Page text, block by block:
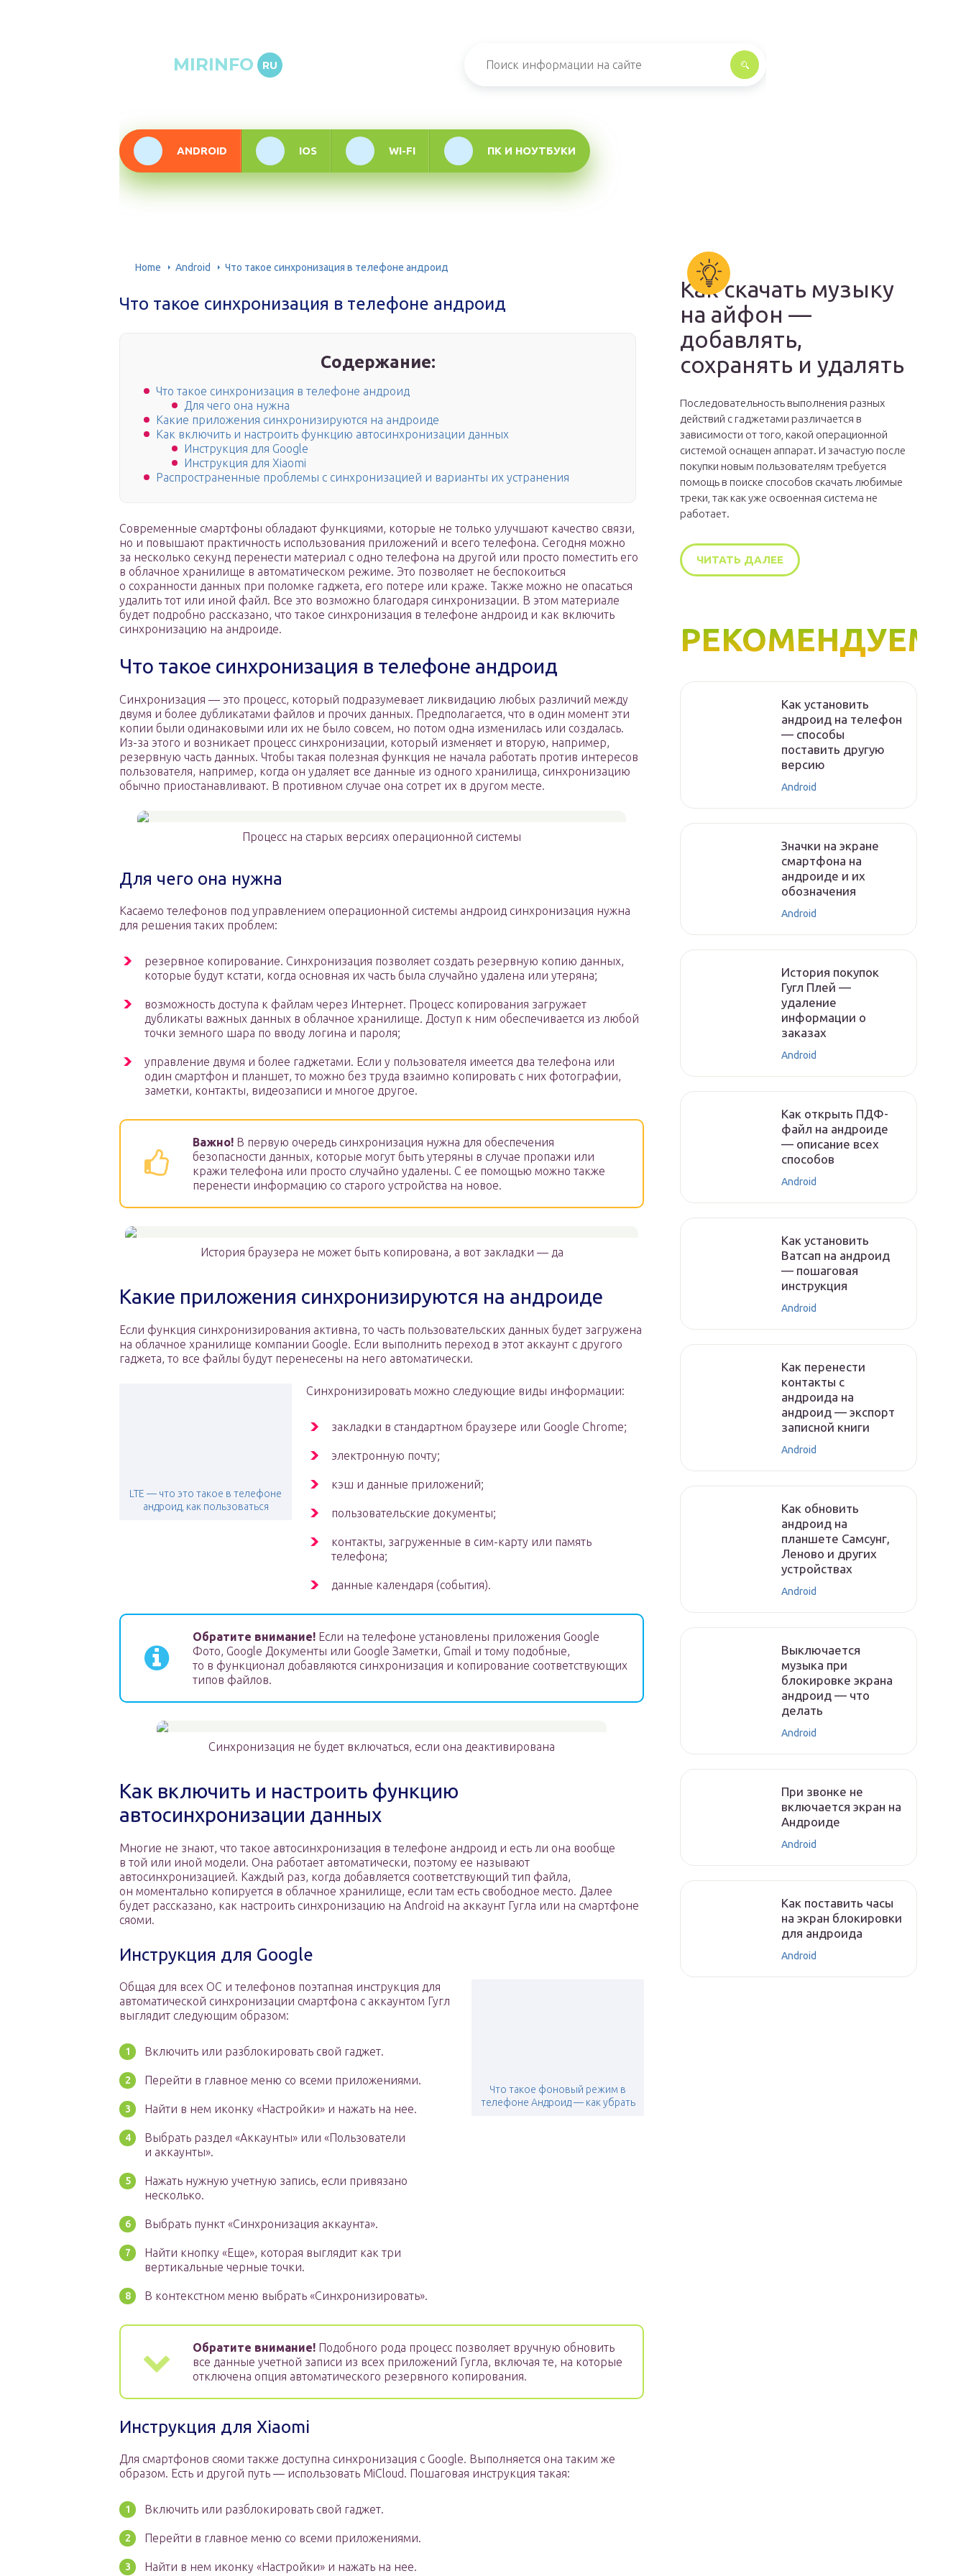
MIRINFO RU
ANDROID IOS WI-FI ПК И НОУТБУКИ
Home Android Что такое синхронизация в телефоне андроид
Что такое синхронизация в телефоне андроид
Содержание:
Что такое синхронизация в телефоне андроид
Для чего она нужна
Какие приложения синхронизируются на андроиде
Как включить и настроить функцию автосинхронизации данных
Инструкция для Google
Инструкция для Xiaomi
Распространенные проблемы с синхронизацией и варианты их устранения
Современные смартфоны обладают функциями, которые не только улучшают качество связи,
но и повышают практичность использования приложений и всего телефона. Сегодня можно
за несколько секунд перенести материал с одно телефона на другой или просто поместить его
в облачное хранилище в автоматическом режиме. Это позволяет не беспокоиться
о сохранности данных при поломке гаджета, его потере или краже. Также можно не опасаться
удалить тот или иной файл. Все это возможно благодаря синхронизации. В этом материале
будет подробно рассказано, что такое синхронизация в телефоне андроид и как включить
синхронизацию на андроиде.
Что такое синхронизация в телефоне андроид
Синхронизация — это процесс, который подразумевает ликвидацию любых различий между
двумя и более дубликатами файлов и прочих данных. Предполагается, что в один момент эти
копии были одинаковыми или их не было совсем, но потом одна изменилась или создалась.
Из-за этого и возникает процесс синхронизации, который изменяет и вторую, например,
резервную часть данных. Чтобы такая полезная функция не начала работать против интересов
пользователя, например, когда он удаляет все данные из одного хранилища, синхронизацию
обычно приостанавливают. В противном случае она сотрет их в другом месте.
Процесс на старых версиях операционной системы
Для чего она нужна
Касаемо телефонов под управлением операционной системы андроид синхронизация нужна
для решения таких проблем:
резервное копирование. Синхронизация позволяет создать резервную копию данных,
которые будут кстати, когда основная их часть была случайно удалена или утеряна;
возможность доступа к файлам через Интернет. Процесс копирования загружает
дубликаты важных данных в облачное хранилище. Доступ к ним обеспечивается из любой
точки земного шара по вводу логина и пароля;
управление двумя и более гаджетами. Если у пользователя имеется два телефона или
один смартфон и планшет, то можно без труда взаимно копировать с них фотографии,
заметки, контакты, видеозаписи и многое другое.
Важно! В первую очередь синхронизация нужна для обеспечения
безопасности данных, которые могут быть утеряны в случае пропажи или
кражи телефона или просто случайно удалены. С ее помощью можно также
перенести информацию со старого устройства на новое.
История браузера не может быть копирована, а вот закладки — да
Какие приложения синхронизируются на андроиде
Если функция синхронизирования активна, то часть пользовательских данных будет загружена
на облачное хранилище компании Google. Если выполнить переход в этот аккаунт с другого
гаджета, то все файлы будут перенесены на него автоматически.
LTE — что это такое в телефоне
андроид, как пользоваться
Синхронизировать можно следующие виды информации:
закладки в стандартном браузере или Google Chrome;
электронную почту;
кэш и данные приложений;
пользовательские документы;
контакты, загруженные в сим-карту или память
телефона;
данные календаря (события).
Обратите внимание! Если на телефоне установлены приложения Google
Фото, Google Документы или Google Заметки, Gmail и тому подобные,
то в функционал добавляются синхронизация и копирование соответствующих
типов файлов.
Синхронизация не будет включаться, если она деактивирована
Как включить и настроить функцию
автосинхронизации данных
Многие не знают, что такое автосинхронизация в телефоне андроид и есть ли она вообще
в той или иной модели. Она работает автоматически, поэтому ее называют
автосинхронизацией. Каждый раз, когда добавляется соответствующий тип файла,
он моментально копируется в облачное хранилище, если там есть свободное место. Далее
будет рассказано, как настроить синхронизацию на Android на аккаунт Гугла или на смартфоне
сяоми.
Инструкция для Google
Что такое фоновый режим в
телефоне Андроид — как убрать
Общая для всех ОС и телефонов поэтапная инструкция для
автоматической синхронизации смартфона с аккаунтом Гугл
выглядит следующим образом:
Включить или разблокировать свой гаджет.
Перейти в главное меню со всеми приложениями.
Найти в нем иконку «Настройки» и нажать на нее.
Выбрать раздел «Аккаунты» или «Пользователи
и аккаунты».
Нажать нужную учетную запись, если привязано
несколько.
Выбрать пункт «Синхронизация аккаунта».
Найти кнопку «Еще», которая выглядит как три
вертикальные черные точки.
В контекстном меню выбрать «Синхронизировать».
Обратите внимание! Подобного рода процесс позволяет вручную обновить
все данные учетной записи из всех приложений Гугла, включая те, на которые
отключена опция автоматического резервного копирования.
Инструкция для Xiaomi
Для смартфонов сяоми также доступна синхронизация с Google. Выполняется она таким же
образом. Есть и другой путь — использовать MiCloud. Пошаговая инструкция такая:
Включить или разблокировать свой гаджет.
Перейти в главное меню со всеми приложениями.
Найти в нем иконку «Настройки» и нажать на нее.
Как скачать музыку
на айфон —
добавлять,
сохранять и удалять
Последовательность выполнения разных
действий с гаджетами различается в
зависимости от того, какой операционной
системой оснащен аппарат. И зачастую после
покупки новым пользователям требуется
помощь в поиске способов скачать любимые
треки, так как уже освоенная система не
работает.
ЧИТАТЬ ДАЛЕЕ
РЕКОМЕНДУЕМ
Как установить
андроид на телефон
— способы
поставить другую
версию
Android
Значки на экране
смартфона на
андроиде и их
обозначения
Android
История покупок
Гугл Плей —
удаление
информации о
заказах
Android
Как открыть ПДФ-
файл на андроиде
— описание всех
способов
Android
Как установить
Ватсап на андроид
— пошаговая
инструкция
Android
Как перенести
контакты с
андроида на
андроид — экспорт
записной книги
Android
Как обновить
андроид на
планшете Самсунг,
Леново и других
устройствах
Android
Выключается
музыка при
блокировке экрана
андроид — что
делать
Android
При звонке не
включается экран на
Андроиде
Android
Как поставить часы
на экран блокировки
для андроида
Android